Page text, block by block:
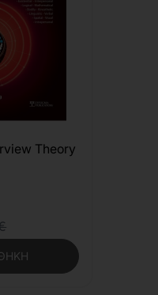
Theory